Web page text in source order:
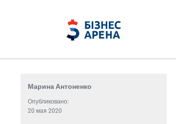
Марина Антоненко
Опубликовано:
20 мая 2020